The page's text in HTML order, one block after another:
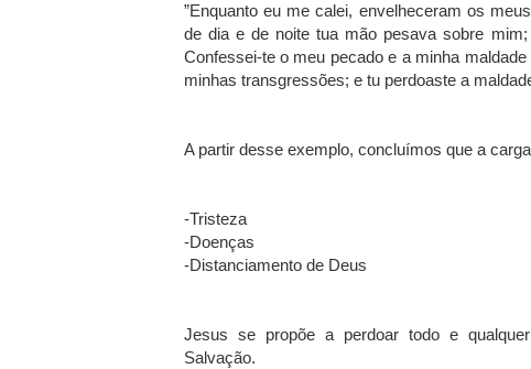
”Enquanto eu me calei, envelheceram os
de dia e de noite tua mão pesava sobre
Confessei-te o meu pecado e a minha
minhas transgressões; e tu perdoaste a
A partir desse exemplo, concluímos que a
-Tristeza
-Doenças
-Distanciamento de Deus
Jesus se propõe a perdoar todo e
Salvação.